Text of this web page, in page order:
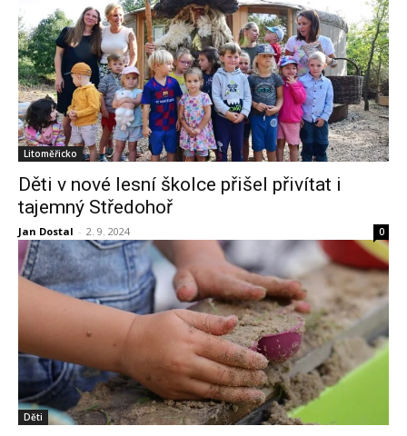
Litoměřicko
Děti v nové lesní školce přišel přivítat i
tajemný Středohoř
Jan Dostal - 2. 9. 2024 0
Děti